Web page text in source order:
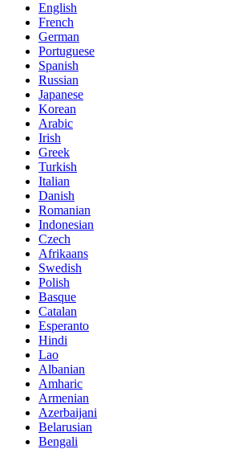
English
French
German
Portuguese
Spanish
Russian
Japanese
Korean
Arabic
Irish
Greek
Turkish
Italian
Danish
Romanian
Indonesian
Czech
Afrikaans
Swedish
Polish
Basque
Catalan
Esperanto
Hindi
Lao
Albanian
Amharic
Armenian
Azerbaijani
Belarusian
Bengali